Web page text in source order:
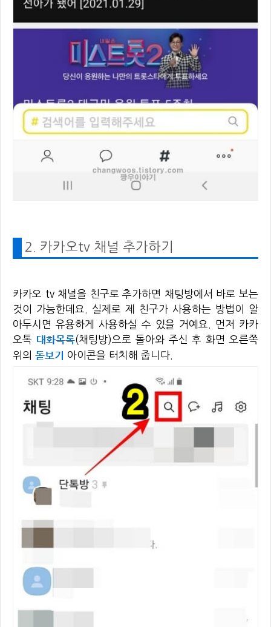
2. 카카오tv 채널 추가하기
카카오 tv 채널을 친구로 추가하면 채팅방에서 바로 보는
것이 가능한데요. 실제로 제 친구가 사용하는 방법이 알
아두시면 유용하게 사용하실 수 있을 거예요. 먼저 카카
오톡 대화목록(채팅방)으로 돌아와 주신 후 화면 오른쪽
위의 돋보기 아이콘을 터치해 줍니다.